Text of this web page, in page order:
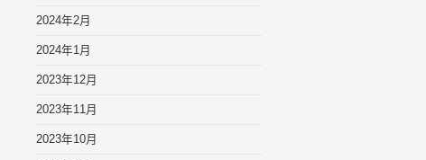
2024年2月
2024年1月
2023年12月
2023年11月
2023年10月